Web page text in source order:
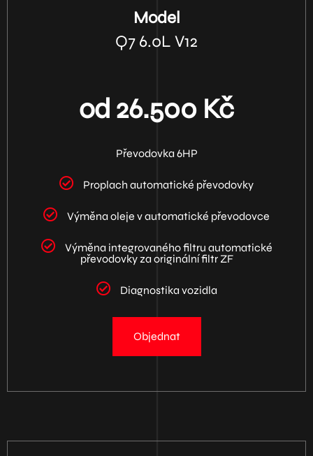
Model
Q7 6.0L V12
od 26.500 Kč
Převodovka 6HP
Proplach automatické převodovky
Výměna oleje v automatické převodovce
Výměna integrovaného filtru automatické
převodovky za originální filtr ZF
Diagnostika vozidla
Objednat